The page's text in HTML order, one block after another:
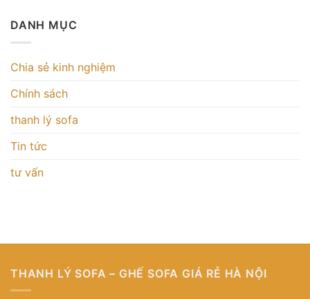
DANH MỤC
Chia sẻ kinh nghiệm
Chính sách
thanh lý sofa
Tin tức
tư vấn
THANH LÝ SOFA – GHẾ SOFA GIÁ RẺ HÀ NỘI